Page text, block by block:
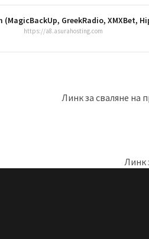
GreekRadio, XMXBet,
https://a8.asurahosting.com
Линк за сваляне на
Линк